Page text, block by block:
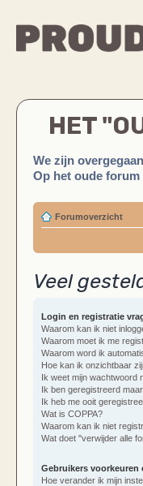
HET
We zijn
Op het oude forum
Forumoverzicht
Veel
Login en registratie
Waarom kan ik niet
Waarom moet ik me
Waarom word ik
Hoe kan ik onzichtbaar
Ik weet mijn wachtwoord
Ik ben geregistreerd
Ik heb me ooit
Wat is COPPA?
Waarom kan ik niet
Wat doet "verwijder alle
Gebruikers voorkeuren
Hoe verander ik mijn